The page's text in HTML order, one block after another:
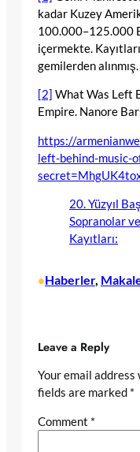
kadar Kuzey
100.000–125.000
içermekte.
gemilerden
[2] What Was Left
Empire. Nanore
https://
left-behind-music-
20. Yüzyıl
Sopranolar
Kayıtları:
•Haberler,
Leave a Reply
Your email
fields are marked *
Comment *